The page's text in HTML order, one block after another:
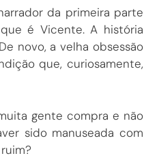
da primeira parte
é Vicente. A história
novo, a velha obsessão
que, curiosamente,
gente compra e não
sido manuseada com